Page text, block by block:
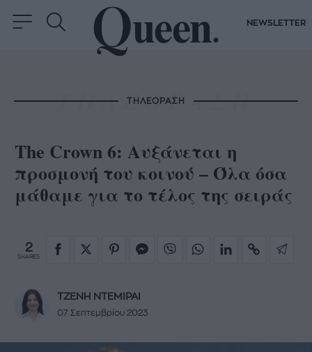
NEWSLETTER
ΤΗΛΕΟΡΑΣΗ
The Crown 6: Αυξάνεται η
προσμονή του κοινού – Όλα όσα
μάθαμε για το τέλος της σειράς
2
SHARES
ΤΖΕΝΗ ΝΤΕΜΙΡΑΙ
07 Σεπτεμβρίου 2023